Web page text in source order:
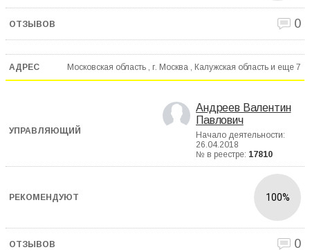
0
Московская область , г. Москва , Калужская область и еще 7
Андреев Валентин
Павлович
Начало деятельности:
26.04.2018
№ в реестре: 17810
100%
0